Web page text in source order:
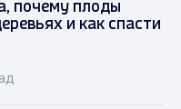
почему плоды
и как спасти